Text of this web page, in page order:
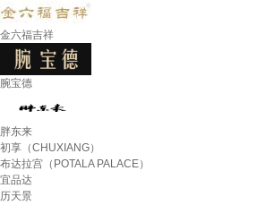
金六福吉祥
腕宝德
胖东来
初享（CHUXIANG）
布达拉宫（POTALA PALACE）
宜品达
历天景